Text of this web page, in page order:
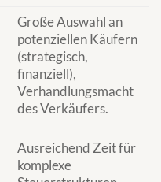
Große Auswahl an
potenziellen Käufern
(strategisch,
finanziell),
Verhandlungsmacht
des Verkäufers.
Ausreichend Zeit für
komplexe